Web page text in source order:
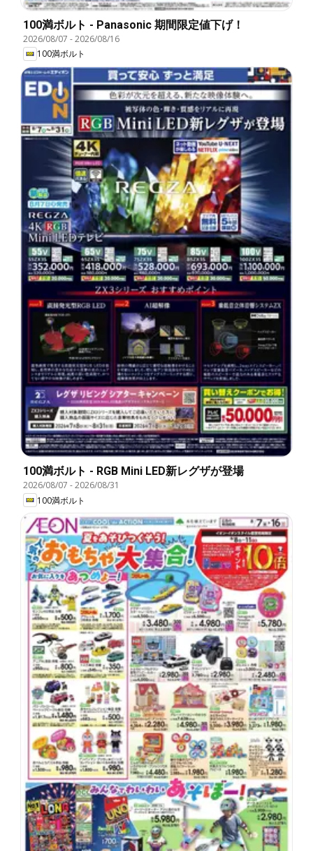
100満ボルト - Panasonic 期間限定値下げ！
2026/08/07 -2026/08/16
100満ボルト
100満ボルト - RGB Mini LED新レグザが登場
2026/08/07 -2026/08/31
100満ボルト